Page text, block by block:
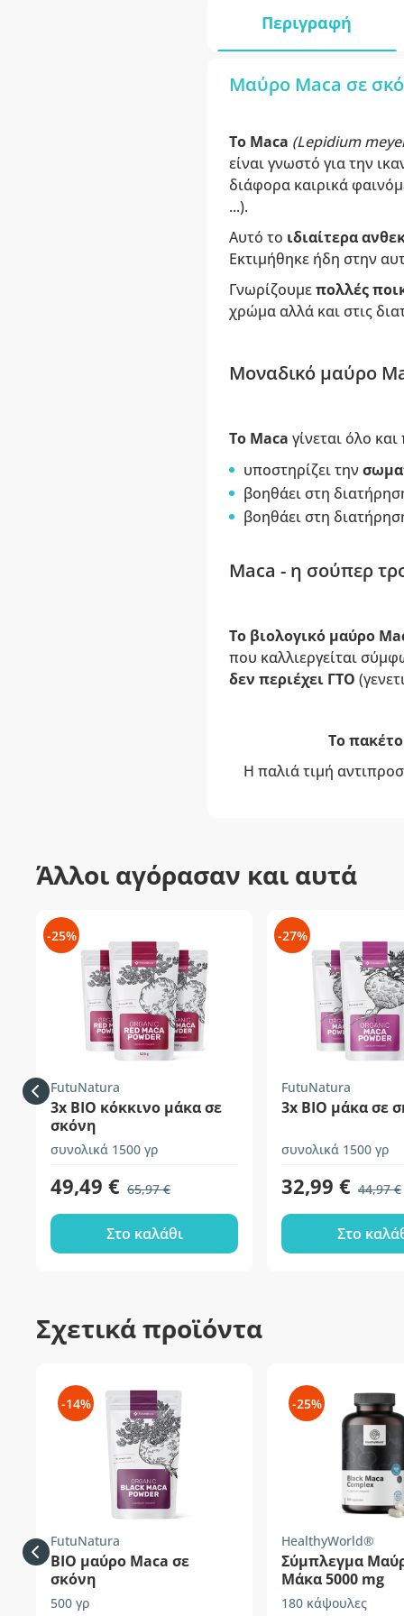
Περιγραφή
Μαύρο Maca σε
Το Maca (Lepidium
είναι γνωστό για την
διάφορα καιρικά
...).
Αυτό το ιδιαίτερα
Εκτιμήθηκε ήδη στην
Γνωρίζουμεπολλές
χρώμα αλλά και στις
Μοναδικό μαύρο
Το Maca γίνεται όλο
υποστηρίζει την
βοηθάει στη
βοηθάει στη
Maca - η σούπερ
Το βιολογικό μαύρο
που καλλιεργείται
δεν περιέχει ΓΤΟ
Το
Η παλιά τιμή
Άλλοι αγόρασαν και αυτά
-25%
FutuNatura
3x ΒΙΟ κόκκινο μάκα σε
σκόνη
συνολικά 1500 γρ
49,49 € 65,97 €
Στο καλάθι
-27%
FutuNatura
3x BIO μάκα σε
συνολικά 1500 γρ
32,99 € 44,97 €
Στο
Σχετικά προϊόντα
-14%
FutuNatura
BIO μαύρο Maca σε
σκόνη
500 γρ
-25%
HealthyWorld®
Σύμπλεγμα
Μάκα 5000 mg
180 κάψουλες